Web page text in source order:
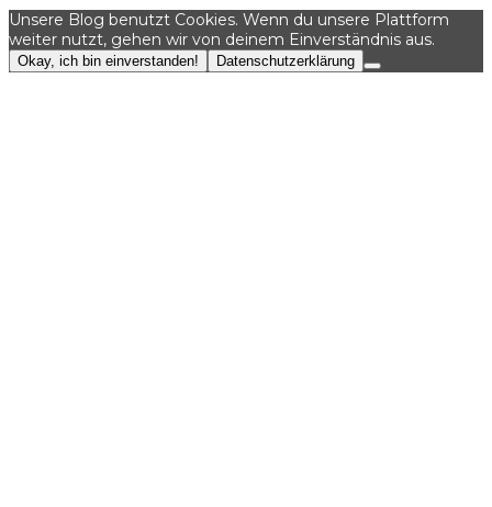
Unsere Blog benutzt Cookies. Wenn du unsere Plattform
weiter nutzt, gehen wir von deinem Einverständnis aus.
Okay, ich bin einverstanden! Datenschutzerklärung